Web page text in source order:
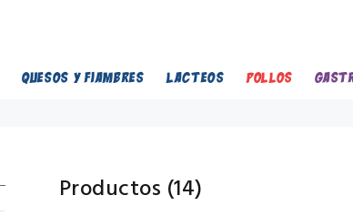
QUESOS Y FIAMBRES LACTEOS POLLOS
Productos (14)